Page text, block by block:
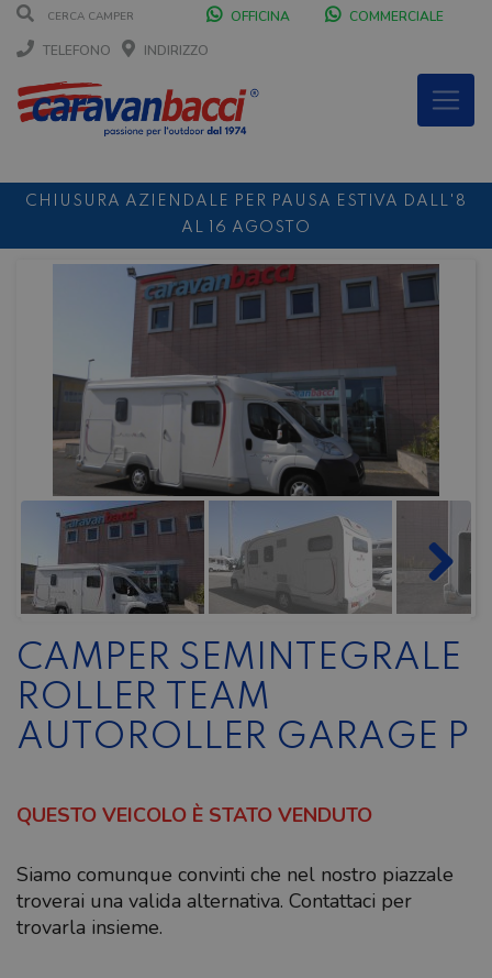
OFFICINA
COMMERCIALE
TELEFONO
INDIRIZZO
CHIUSURA AZIENDALE PER PAUSA ESTIVA DALL'8
AL 16 AGOSTO
DURANTE IL MESE DI AGOSTO SIAMO CHIUSI IL
SABATO POMERIGGIO
SCONTO 10%NOLEGGIO ENTRO IL 31.08
CAMPER SEMINTEGRALE
ROLLER TEAM
AUTOROLLER GARAGE P
QUESTO VEICOLO È STATO VENDUTO
Siamo comunque convinti che nel nostro piazzale
troverai una valida alternativa. Contattaci per
trovarla insieme.